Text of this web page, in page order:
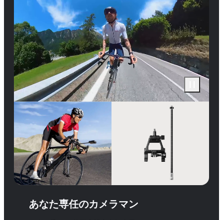
あなた専任のカメラマン